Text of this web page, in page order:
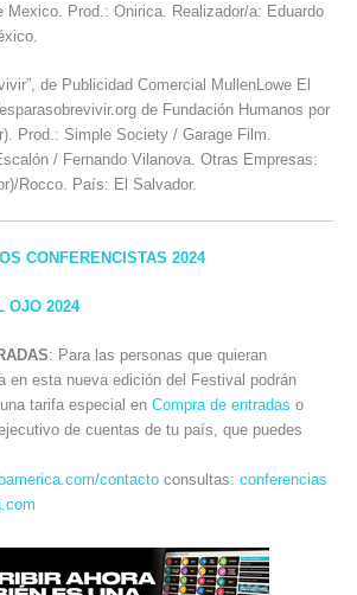
Mexico. Prod.: Onirica. Realizador/a: Eduardo
de Publicidad Comercial MullenLowe El
de Fundación Humanos por
Prod.: Simple Society / Garage Film.
/ Fernando Vilanova. Otras Empresas:
Rocco. País: El Salvador.
CONFERENCISTAS 2024
OJO 2024
: Para las personas que quieran
en esta nueva edición del Festival podrán
tarifa especial en Compra de entradas o
de cuentas de tu país, que puedes
contacto consultas: conferencias